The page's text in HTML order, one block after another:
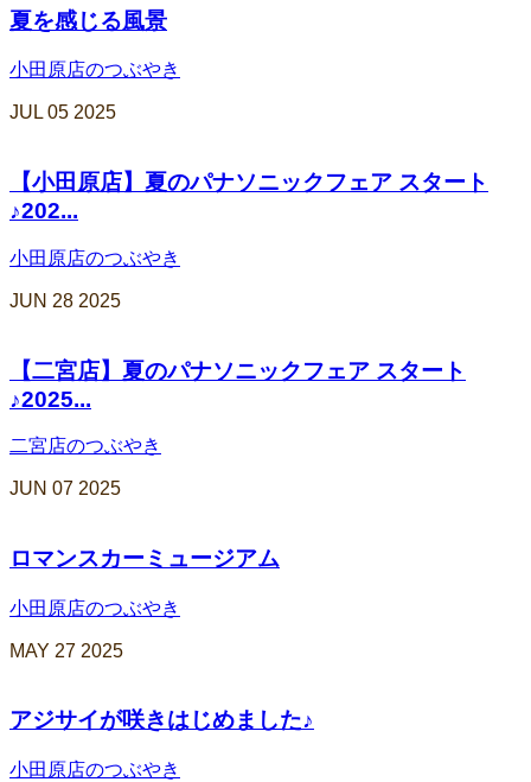
夏を感じる風景
小田原店のつぶやき
JUL 05 2025
【小田原店】夏のパナソニックフェア スタート
♪202...
小田原店のつぶやき
JUN 28 2025
【二宮店】夏のパナソニックフェア スタート
♪2025...
二宮店のつぶやき
JUN 07 2025
ロマンスカーミュージアム
小田原店のつぶやき
MAY 27 2025
アジサイが咲きはじめました♪
小田原店のつぶやき